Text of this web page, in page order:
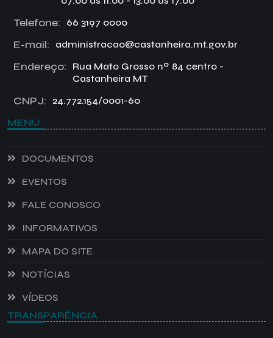
Telefone: 66 3197 0000
E-mail: administracao@castanheira.mt.gov.br
Endereço:
Rua Mato Grosso nº 84 centro -
Castanheira MT
CNPJ: 24.772.154/0001-60
MENU
DOCUMENTOS
EVENTOS
FALE CONOSCO
INFORMATIVOS
MAPA DO SITE
NOTÍCIAS
VÍDEOS
TRANSPARÊNCIA